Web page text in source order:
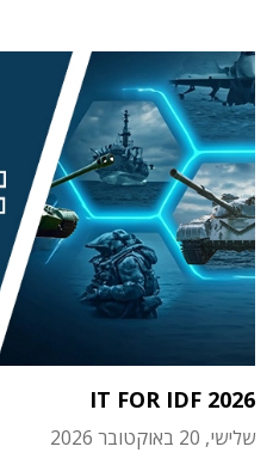
IT FOR IDF 2026
שלישי, 20 באוקטובר 2026